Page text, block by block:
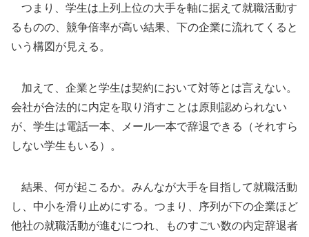
つまり、学生は上列上位の大手を軸に据えて就職活動す
るものの、競争倍率が高い結果、下の企業に流れてくると
いう構図が見える。
加えて、企業と学生は契約において対等とは言えない。
会社が合法的に内定を取り消すことは原則認められない
が、学生は電話一本、メール一本で辞退できる（それすら
しない学生もいる）。
結果、何が起こるか。みんなが大手を目指して就職活動
し、中小を滑り止めにする。つまり、序列が下の企業ほど
他社の就職活動が進むにつれ、ものすごい数の内定辞退者